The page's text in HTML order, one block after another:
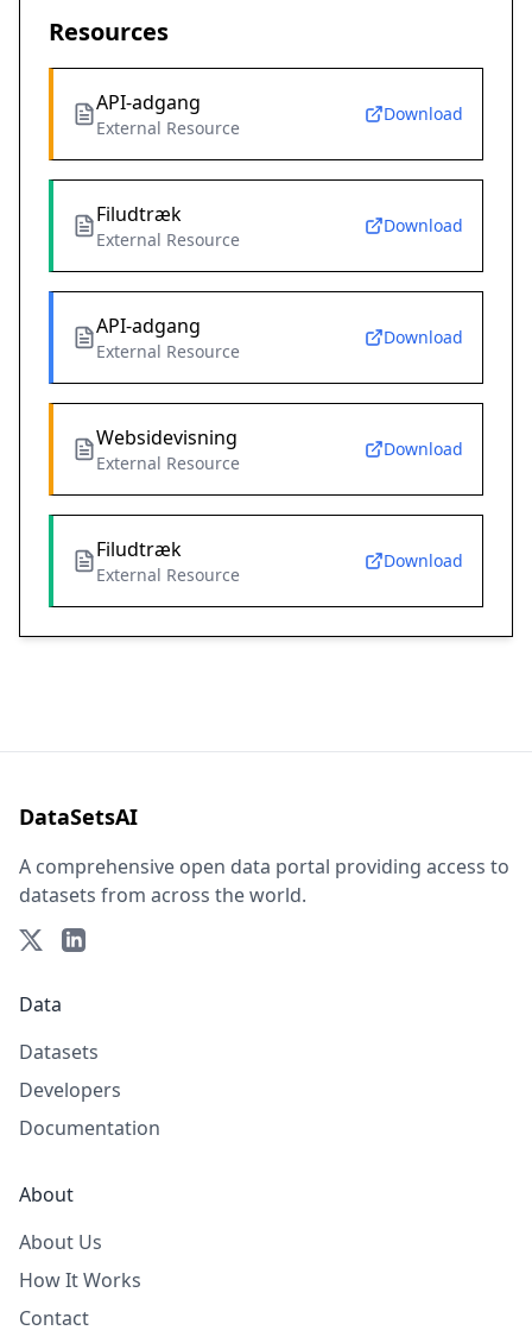
Resources
API-adgang
External Resource
Download
Filudtræk
External Resource
Download
API-adgang
External Resource
Download
Websidevisning
External Resource
Download
Filudtræk
External Resource
Download
DataSetsAI
A comprehensive open data portal providing access to
datasets from across the world.
Data
Datasets
Developers
Documentation
About
About Us
How It Works
Contact